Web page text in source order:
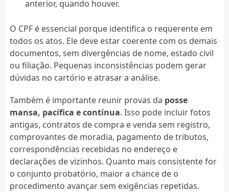
anterior, quando houver.
O CPF é essencial porque identifica o requerente em
todos os atos. Ele deve estar coerente com os demais
documentos, sem divergências de nome, estado civil
ou filiação. Pequenas inconsistências podem gerar
dúvidas no cartório e atrasar a análise.
Também é importante reunir provas da posse
mansa, pacífica e contínua. Isso pode incluir fotos
antigas, contratos de compra e venda sem registro,
comprovantes de moradia, pagamento de tributos,
correspondências recebidas no endereço e
declarações de vizinhos. Quanto mais consistente for
o conjunto probatório, maior a chance de o
procedimento avançar sem exigências repetidas.